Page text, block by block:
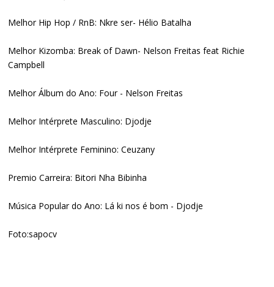
Melhor Hip Hop / RnB: Nkre ser- Hélio Batalha
Melhor Kizomba: Break of Dawn- Nelson Freitas feat Richie
Campbell
Melhor Álbum do Ano: Four - Nelson Freitas
Melhor Intérprete Masculino: Djodje
Melhor Intérprete Feminino: Ceuzany
Premio Carreira: Bitori Nha Bibinha
Música Popular do Ano: Lá ki nos é bom - Djodje
Foto:sapocv